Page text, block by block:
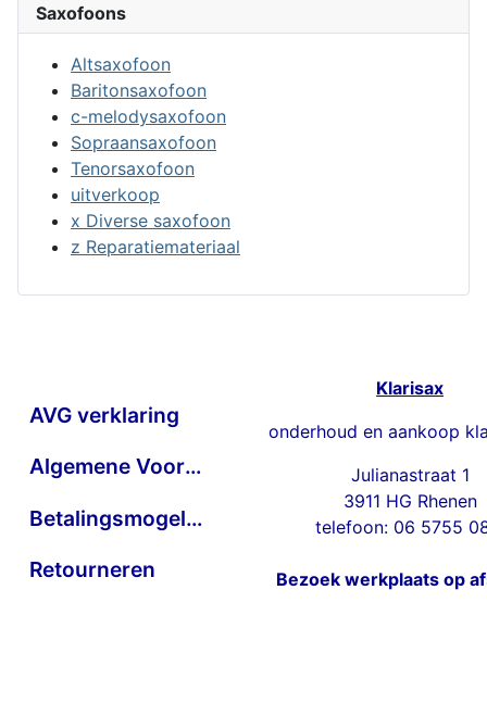
Saxofoons
Altsaxofoon
Baritonsaxofoon
c-melodysaxofoon
Sopraansaxofoon
Tenorsaxofoon
uitverkoop
x Diverse saxofoon
z Reparatiemateriaal
AVG verklaring
Algemene Voorwaarden
Betalingsmogelijkheden
Retourneren
Klarisax
onderhoud en aankoop
Julianastraat 1
3911 HG Rhenen
telefoon: 06 5755
Bezoek werkplaats op